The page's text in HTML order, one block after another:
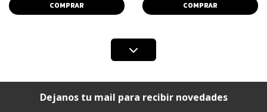
COMPRAR COMPRAR
Dejanos tu mail para recibir novedades